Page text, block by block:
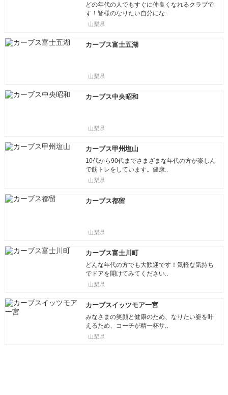
どの年代の人でもすぐに仲良くなれるクラブで
す！皆様のなりたい自分にな..
山梨県
カーブス富士五湖
山梨県
カーブス中央昭和
山梨県
カーブス甲州塩山
10代から90代までさまざまな年代の方が楽しん
で筋トレをしています。健康..
山梨県
カーブス都留
山梨県
カーブス富士川町
どんな年代の方でも大歓迎です！気軽な気持ち
でドアを開けてみてください..
山梨県
カーブスイッツモア一宮
みなさまの笑顔と健康のため、なりたい姿を叶
えるため、コーチが精一杯サ..
山梨県